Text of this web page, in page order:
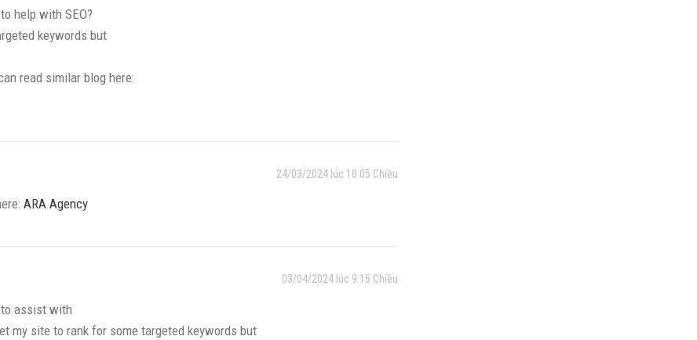
help with SEO?
keywords but
read similar blog here:
24/03/2024 lúc 10:05 Chiều
ARA Agency
03/04/2024 lúc 9:15 Chiều
to assist with
my site to rank for some targeted keywords but